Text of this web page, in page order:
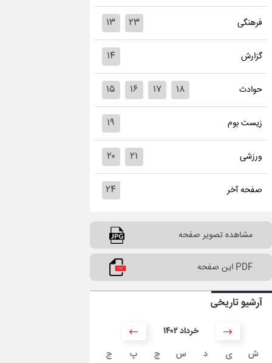
فرهنگی ۱۳ ۲۳
گزارش ۱۴
حوادث ۱۵ ۱۶ ۱۷ ۱۸
زیست بوم ۱۹
ورزشی ۲۰ ۲۱
صفحه آخر ۲۴
مشاهده تصویر صفحه
PDF این صفحه
آرشیو تاریخی
۱۴۰۲ خرداد
ش
ی د س چ پ ج